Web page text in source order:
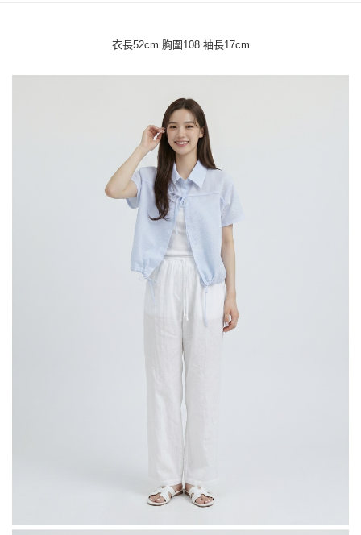
ATM／網路銀行／等多元方式進行付款，方視為交易完成。
※ 請注意：結帳手續完成當下不需立刻繳費，但若您需要取消訂單，請聯絡
※ 交易是否成功請以「AFTEE先享後付 」之結帳頁面顯示為準，若有關於
是否繳費成功／繳費後需取消欲退款等相關疑問，請聯繫「AFTEE先享後付
https://netprotections.freshdesk.com/support/home
１．透過由恩沛科技股份有限公司提供之「AFTEE先享後付」服務完成之交
易，需依本服務之必要範圍內提供個人資料，並將交易相關給付款項請求債
權轉讓予恩沛科技股份有限公司。
２．關於個人資料處理事宜，請瀏覽以下網址：
https://aftee.tw/terms/#terms3
３．未成年的使用者請事先徵得法定代理人或監護人之同意方可使用
「AFTEE先享後付」，若未經同意申辦者引起之損失，本公司不負相關責
４．使用「AFTEE先享後付」時，將依據個別帳號之用戶狀況，依本公司即
時審查核予不同之上限額度；若仍有額度不足之情形，本公司將視審查結果
５．嚴禁一人註冊多個帳號或使用他人資訊註冊。若發現惡意使用之情形，
恩沛科技股份有限公司將有權停止該用戶之使用額度並採取法律行動。
每筆NT$45，滿NT$499(含以上)免運費
每筆NT$70，滿NT$499(含以上)免運費
衣長52cm 胸圍108 袖長17cm